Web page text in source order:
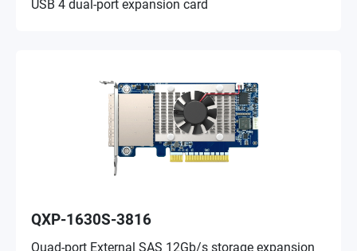
USB 4 dual-port expansion card
QXP-1630S-3816
Quad-port External SAS 12Gb/s storage expansion